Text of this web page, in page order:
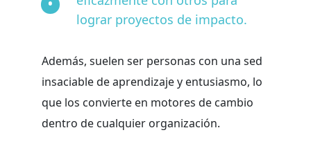
lograr proyectos de impacto.
Además, suelen ser personas con una sed
insaciable de aprendizaje y entusiasmo, lo
que los convierte en motores de cambio
dentro de cualquier organización.